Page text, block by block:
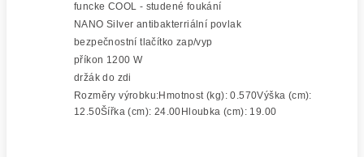
funcke COOL - studené foukání
NANO Silver antibakterriální povlak
bezpečnostní tlačítko zap/vyp
příkon 1200 W
držák do zdi
Rozměry výrobku:Hmotnost (kg): 0.570Výška (cm):
12.50Šířka (cm): 24.00Hloubka (cm): 19.00